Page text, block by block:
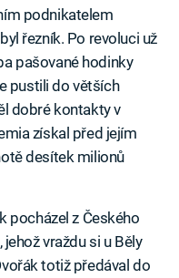
podnikatelem
řezník. Po revoluci už
pašované hodinky
pustili do větších
dobré kontakty v
získal před jejím
desítek milionů
pocházel z Českého
vraždu si u Běly
totiž předával do